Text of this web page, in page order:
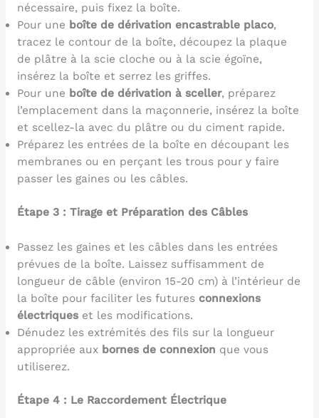
nécessaire, puis fixez la boîte.
Pour une boîte de dérivation encastrable placo,
tracez le contour de la boîte, découpez la plaque
de plâtre à la scie cloche ou à la scie égoïne,
insérez la boîte et serrez les griffes.
Pour une boîte de dérivation à sceller, préparez
l’emplacement dans la maçonnerie, insérez la boîte
et scellez-la avec du plâtre ou du ciment rapide.
Préparez les entrées de la boîte en découpant les
membranes ou en perçant les trous pour y faire
passer les gaines ou les câbles.
Étape 3 : Tirage et Préparation des Câbles
Passez les gaines et les câbles dans les entrées
prévues de la boîte. Laissez suffisamment de
longueur de câble (environ 15-20 cm) à l’intérieur de
la boîte pour faciliter les futures connexions
électriqueset les modifications.
Dénudez les extrémités des fils sur la longueur
appropriée aux bornes de connexion que vous
utiliserez.
Étape 4 : Le Raccordement Électrique